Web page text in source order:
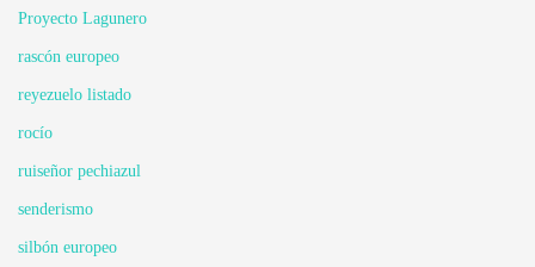
Proyecto Lagunero
rascón europeo
reyezuelo listado
rocío
ruiseñor pechiazul
senderismo
silbón europeo